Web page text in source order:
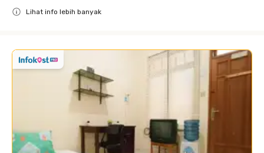
Lihat info lebih banyak